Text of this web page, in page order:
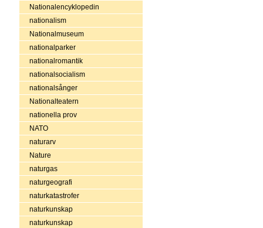
Nationalencyklopedin
nationalism
Nationalmuseum
nationalparker
nationalromantik
nationalsocialism
nationalsånger
Nationalteatern
nationella prov
NATO
naturarv
Nature
naturgas
naturgeografi
naturkatastrofer
naturkunskap
naturkunskap